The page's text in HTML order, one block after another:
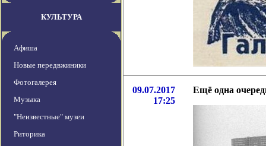
КУЛЬТУРА
Афиша
Новые передвжиники
Фотогалерея
Музыка
"Неизвестные" музеи
Риторика
09.07.2017
17:25
Ещё одна